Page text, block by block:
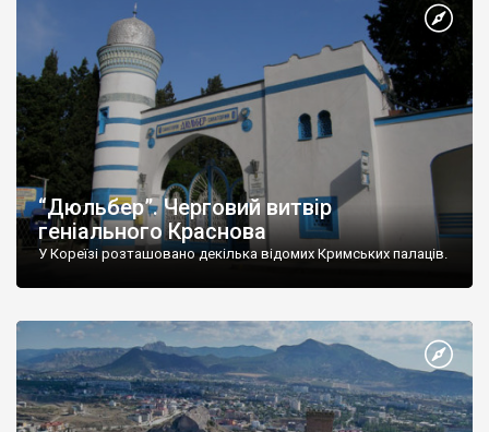
“Дюльбер”. Черговий витвір
геніального Краснова
У Кореїзі розташовано декілька відомих Кримських палаців.